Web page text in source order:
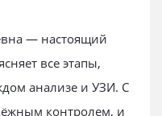
— настоящий
все этапы,
анализе и УЗИ. С
контролем, и